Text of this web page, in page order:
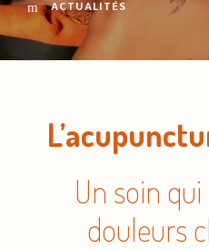
ACTUALITÉS
Un soin
douleurs